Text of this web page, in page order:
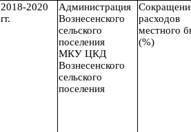
2018-2020
гг.
Администрация
Вознесенского
сельского
поселения
МКУ ЦКД
Вознесенского
сельского
поселения
расходов
(%)